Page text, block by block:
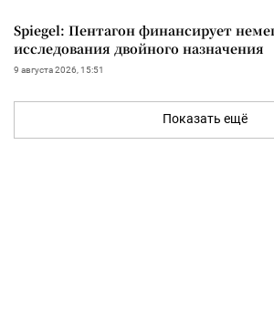
Spiegel: Пентагон финансирует
исследования двойного назначения
9 августа 2026, 15:51
Показать ещё